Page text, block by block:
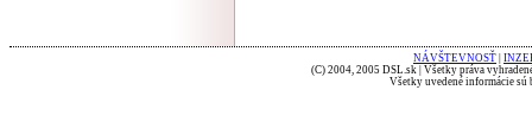
NÁVŠTEVNOSŤ
(C) 2004, 2005 DSL.sk | Všetky práva
Všetky uvedené informácie sú